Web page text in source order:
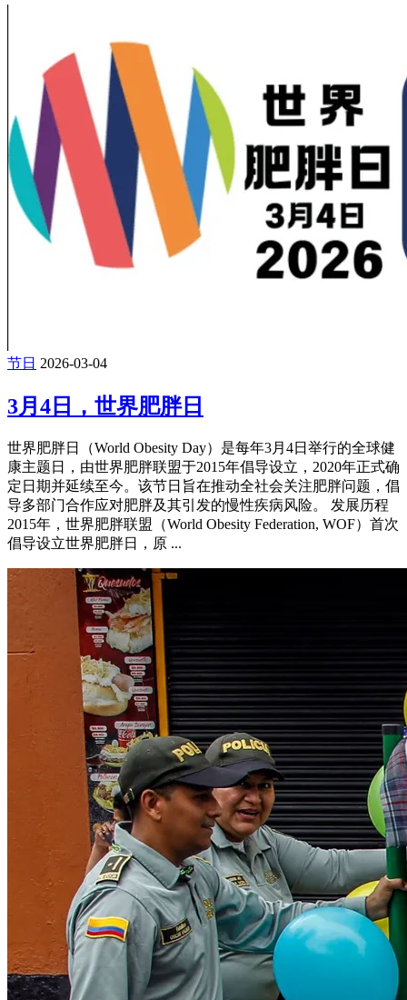
节日 2026-03-04
3月4日，世界肥胖日
世界肥胖日（World Obesity Day）是每年3月4日举行的全球健
康主题日，由世界肥胖联盟于2015年倡导设立，2020年正式确
定日期并延续至今。该节日旨在推动全社会关注肥胖问题，倡
导多部门合作应对肥胖及其引发的慢性疾病风险。 发展历程
2015年，世界肥胖联盟（World Obesity Federation, WOF）首次
倡导设立世界肥胖日，原 ...